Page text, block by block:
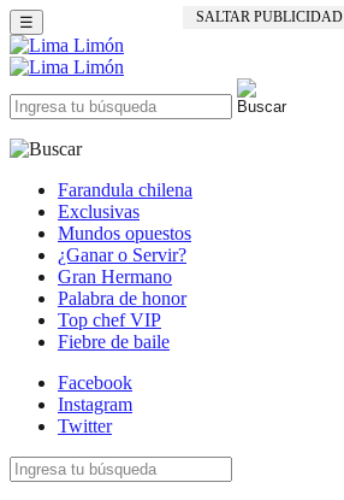
SALTAR PUBLICIDAD
☰
Farandula chilena
Exclusivas
Mundos opuestos
¿Ganar o Servir?
Gran Hermano
Palabra de honor
Top chef VIP
Fiebre de baile
Facebook
Instagram
Twitter